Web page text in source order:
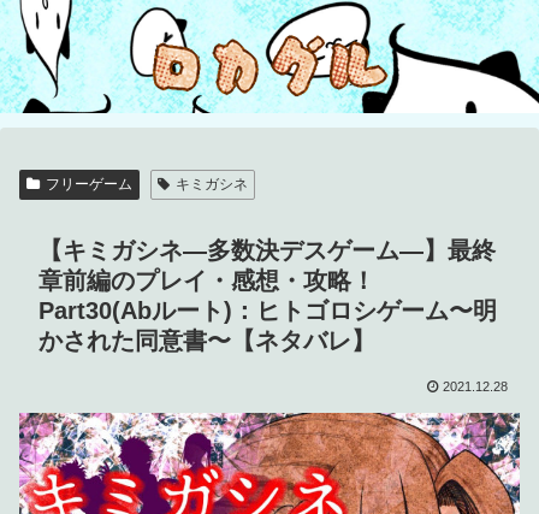
フリーゲーム キミガシネ
【キミガシネ―多数決デスゲーム―】最終
章前編のプレイ・感想・攻略！
Part30(Abルート)：ヒトゴロシゲーム〜明
かされた同意書〜【ネタバレ】
2021.12.28